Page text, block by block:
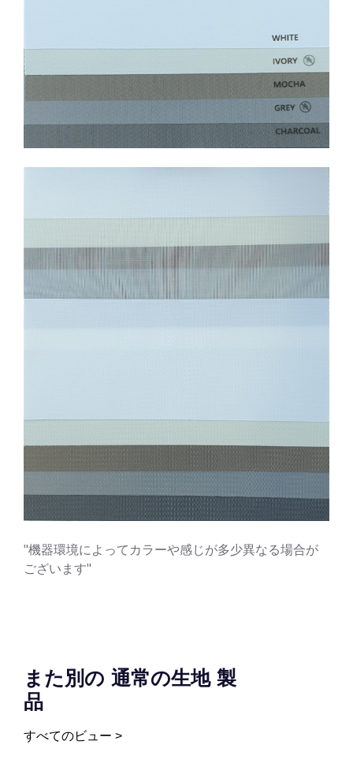
"機器環境によってカラーや感じが多少異なる場合が
ございます"
また別の 通常の生地 製
品
すべてのビュー >